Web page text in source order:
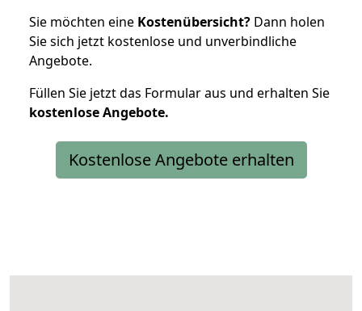
Sie möchten eine Kostenübersicht? Dann holen
Sie sich jetzt kostenlose und unverbindliche
Angebote.
Füllen Sie jetzt das Formular aus und erhalten Sie
kostenloseAngebote.
Kostenlose Angebote erhalten